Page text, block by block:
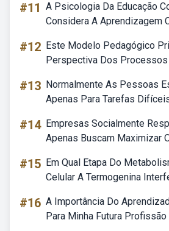
#11 A Psicologia Da Educação
Considera A Aprendizagem
#12 Este Modelo Pedagógico
Perspectiva Dos
#13 Normalmente As Pessoas
Apenas Para Tarefas
#14 Empresas Socialmente
Apenas Buscam Maximizar
#15 Em Qual Etapa Do
Celular A Termogenina
#16 A Importância Do
Para Minha Futura Profissão